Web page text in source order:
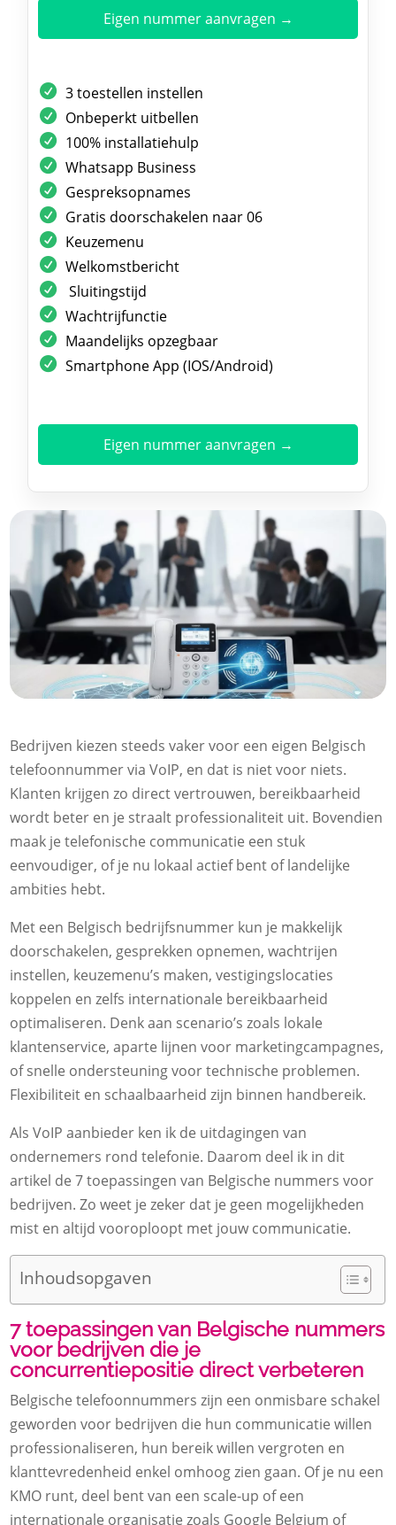
Eigen nummer aanvragen →
3 toestellen instellen
Onbeperkt uitbellen
100% installatiehulp
Whatsapp Business
Gespreksopnames
Gratis doorschakelen naar 06
Keuzemenu
Welkomstbericht
Sluitingstijd
Wachtrijfunctie
Maandelijks opzegbaar
Smartphone App (IOS/Android)
Eigen nummer aanvragen →
Bedrijven kiezen steeds vaker voor een eigen Belgisch
telefoonnummer via VoIP, en dat is niet voor niets.
Klanten krijgen zo direct vertrouwen, bereikbaarheid
wordt beter en je straalt professionaliteit uit. Bovendien
maak je telefonische communicatie een stuk
eenvoudiger, of je nu lokaal actief bent of landelijke
ambities hebt.
Met een Belgisch bedrijfsnummer kun je makkelijk
doorschakelen, gesprekken opnemen, wachtrijen
instellen, keuzemenu’s maken, vestigingslocaties
koppelen en zelfs internationale bereikbaarheid
optimaliseren. Denk aan scenario’s zoals lokale
klantenservice, aparte lijnen voor marketingcampagnes,
of snelle ondersteuning voor technische problemen.
Flexibiliteit en schaalbaarheid zijn binnen handbereik.
Als VoIP aanbieder ken ik de uitdagingen van
ondernemers rond telefonie. Daarom deel ik in dit
artikel de 7 toepassingen van Belgische nummers voor
bedrijven. Zo weet je zeker dat je geen mogelijkheden
mist en altijd vooroploopt met jouw communicatie.
Inhoudsopgaven
7 toepassingen van Belgische nummers
voor bedrijven die je
concurrentiepositie direct verbeteren
Belgische telefoonnummers zijn een onmisbare schakel
geworden voor bedrijven die hun communicatie willen
professionaliseren, hun bereik willen vergroten en
klanttevredenheid enkel omhoog zien gaan. Of je nu een
KMO runt, deel bent van een scale-up of een
internationale organisatie zoals Google Belgium of